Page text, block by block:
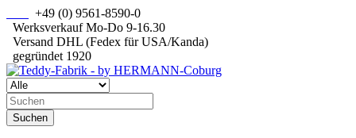
+49 (0) 9561-8590-0
Werksverkauf Mo-Do 9-16.30
Versand DHL (Fedex für USA/Kanda)
gegründet 1920
Suchen